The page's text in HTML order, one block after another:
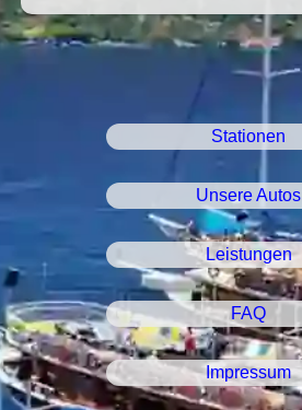
Stationen
Unsere Autos
Leistungen
FAQ
Impressum